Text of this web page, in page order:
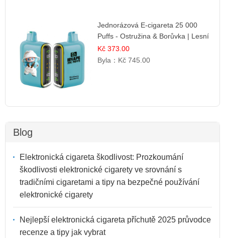
Jednorázová E-cigareta 25 000
Puffs - Ostružina & Borůvka | Lesní
ovocná směs
Kč 373.00
Byla： Kč 745.00
Blog
Elektronická cigareta škodlivost: Prozkoumání
škodlivosti elektronické cigarety ve srovnání s
tradičními cigaretami a tipy na bezpečné používání
elektronické cigarety
Nejlepší elektronická cigareta příchutě 2025 průvodce
recenze a tipy jak vybrat